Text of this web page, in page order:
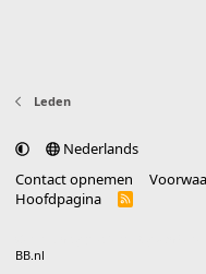
Leden
Nederlands
Contact opnemen
Hoofdpagina
R
BB.nl